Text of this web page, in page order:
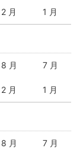
2 月 1 月
8 月 7 月
2 月 1 月
8 月 7 月